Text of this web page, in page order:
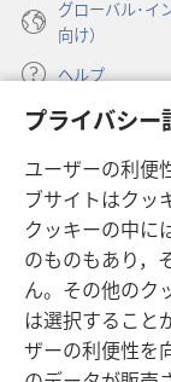
プライバシー
ユーザーの利便
ブサイトはクッ
クッキーの中に
のものもあり，
ん。その他のク
は選択すること
ザーの利便性を
グローバル･イ
向け）
ヘルプ
寄付
し
い
タ
ブ
で
開
く）
ものみの塔 オ
（新
し
い
タ
ブ
で
開
JW Hub ®
（新
し
い
タ
ブ
JW Library ®
Watchtower